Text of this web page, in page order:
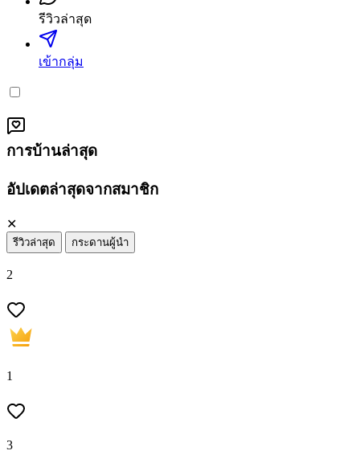
รีวิวล่าสุด
เข้ากลุ่ม
การบ้านล่าสุด
อัปเดตล่าสุดจากสมาชิก
✕
รีวิวล่าสุด กระดานผู้นำ
2
1
3